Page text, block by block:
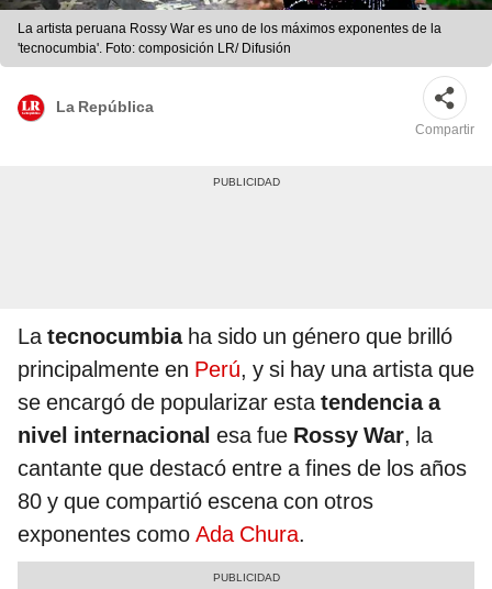
La artista peruana Rossy War es uno de los máximos exponentes de la
'tecnocumbia'. Foto: composición LR/ Difusión
La República
Compartir
Latecnocumbiaha sido un género que brilló
principalmente en Perú, y si hay una artista que
se encargó de popularizar estatendencia a
nivel internacional esa fue Rossy War, la
cantante que destacó entre a fines de los años
80 y que compartió escena con otros
exponentes como Ada Chura.